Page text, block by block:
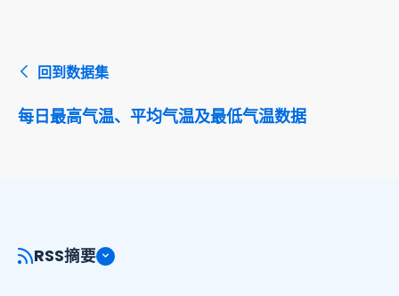
回到数据集
每日最高气温、平均气温及最低气温数据
RSS摘要